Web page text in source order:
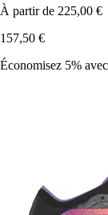
À partir de 225,00 €
157,50 €
Économisez 5%